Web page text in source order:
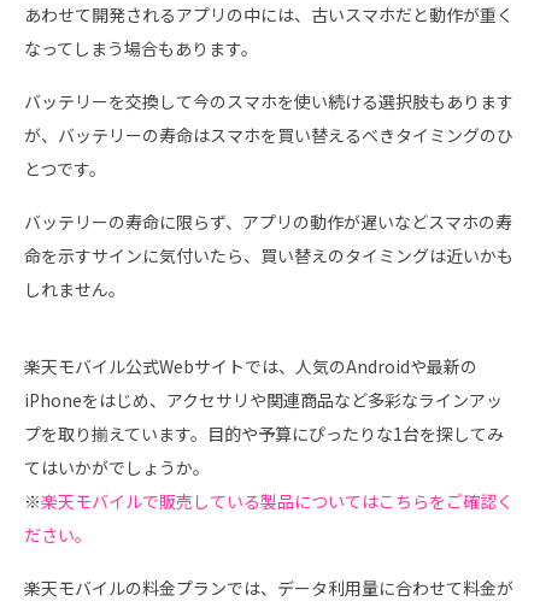
あわせて開発されるアプリの中には、古いスマホだと動作が重く
なってしまう場合もあります。
バッテリーを交換して今のスマホを使い続ける選択肢もあります
が、バッテリーの寿命はスマホを買い替えるべきタイミングのひ
とつです。
バッテリーの寿命に限らず、アプリの動作が遅いなどスマホの寿
命を示すサインに気付いたら、買い替えのタイミングは近いかも
しれません。
楽天モバイル公式Webサイトでは、人気のAndroidや最新の
iPhoneをはじめ、アクセサリや関連商品など多彩なラインアッ
プを取り揃えています。目的や予算にぴったりな1台を探してみ
てはいかがでしょうか。
※楽天モバイルで販売している製品についてはこちらをご確認く
ださい。
楽天モバイルの料金プランでは、データ利用量に合わせて料金が